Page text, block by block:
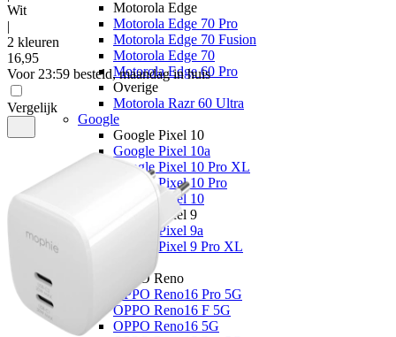
Motorola Edge
Motorola Edge 70 Pro
Motorola Edge 70 Fusion
Motorola Edge 70
Motorola Edge 60 Pro
Overige
Motorola Razr 60 Ultra
Google
Google Pixel 10
Google Pixel 10a
Google Pixel 10 Pro XL
Google Pixel 10 Pro
Google Pixel 10
Google Pixel 9
Google Pixel 9a
Google Pixel 9 Pro XL
OPPO Reno
OPPO Reno16 Pro 5G
OPPO Reno16 F 5G
OPPO Reno16 5G
Wit
|
2 kleuren
16,95
Voor 23:59 besteld, maandag in huis
Vergelijk